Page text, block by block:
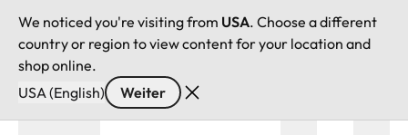
We noticed you're visiting from USA. Choose a different
country or region to view content for your location and
shop online.
USA (English)
Weiter